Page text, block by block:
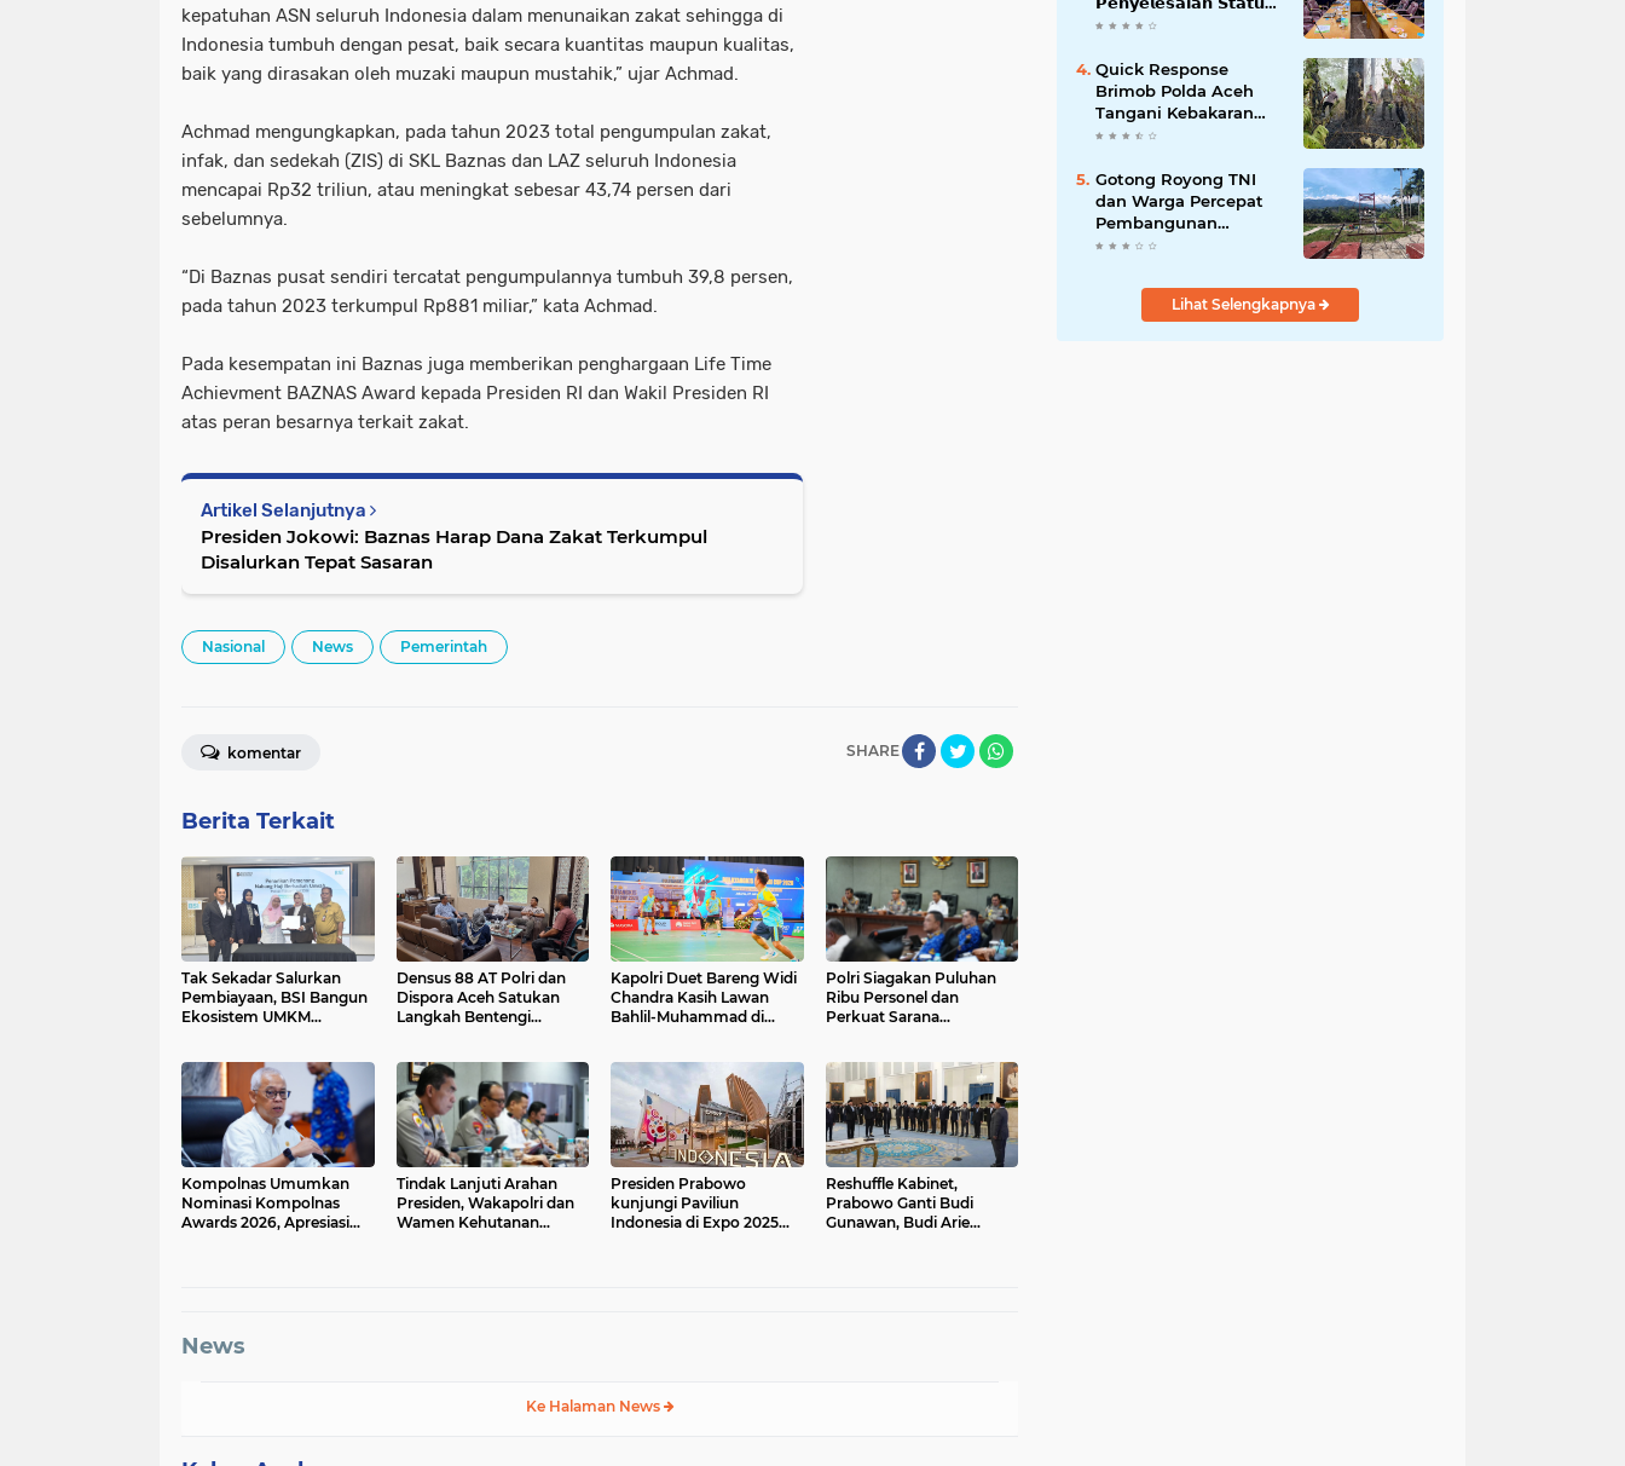
kepatuhan ASN seluruh Indonesia dalam menunaikan zakat sehingga di
Indonesia tumbuh dengan pesat, baik secara kuantitas maupun kualitas,
baik yang dirasakan oleh muzaki maupun mustahik,” ujar Achmad.
Achmad mengungkapkan, pada tahun 2023 total pengumpulan zakat,
infak, dan sedekah (ZIS) di SKL Baznas dan LAZ seluruh Indonesia
mencapai Rp32 triliun, atau meningkat sebesar 43,74 persen dari
sebelumnya.
“Di Baznas pusat sendiri tercatat pengumpulannya tumbuh 39,8 persen,
pada tahun 2023 terkumpul Rp881 miliar,” kata Achmad.
Pada kesempatan ini Baznas juga memberikan penghargaan Life Time
Achievment BAZNAS Award kepada Presiden RI dan Wakil Presiden RI
atas peran besarnya terkait zakat.
Artikel Selanjutnya
Presiden Jokowi: Baznas Harap Dana Zakat Terkumpul
Disalurkan Tepat Sasaran
Nasional News Pemerintah
SHARE
komentar
Berita Terkait
Tak Sekadar Salurkan
Pembiayaan, BSI Bangun
Ekosistem UMKM
Densus 88 AT Polri dan
Dispora Aceh Satukan
Langkah Bentengi
Kapolri Duet Bareng Widi
Chandra Kasih Lawan
Bahlil-Muhammad di
Polri Siagakan Puluhan
Ribu Personel dan
Perkuat Sarana
Kompolnas Umumkan
Nominasi Kompolnas
Awards 2026, Apresiasi
Tindak Lanjuti Arahan
Presiden, Wakapolri dan
Wamen Kehutanan
Presiden Prabowo
kunjungi Paviliun
Indonesia di Expo 2025
Reshuffle Kabinet,
Prabowo Ganti Budi
Gunawan, Budi Arie
News
Ke Halaman News
𝗪𝗮𝗸𝗮𝗳 𝗕𝗹𝗮𝗻𝗴 𝗣𝗮𝗱𝗮𝗻𝗴
Quick Response
Brimob Polda Aceh
Tangani Kebakaran
Hutan di Lembah
Gotong Royong TNI
dan Warga Percepat
Pembangunan
Jembatan Gantung
Aceh Tenggara
Lihat Selengkapnya